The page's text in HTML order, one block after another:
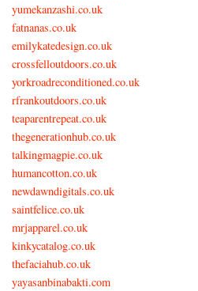
yumekanzashi.co.uk
fatnanas.co.uk
emilykatedesign.co.uk
crossfelloutdoors.co.uk
yorkroadreconditioned.co.uk
rfrankoutdoors.co.uk
teaparentrepeat.co.uk
thegenerationhub.co.uk
talkingmagpie.co.uk
humancotton.co.uk
newdawndigitals.co.uk
saintfelice.co.uk
mrjapparel.co.uk
kinkycatalog.co.uk
thefaciahub.co.uk
yayasanbinabakti.com